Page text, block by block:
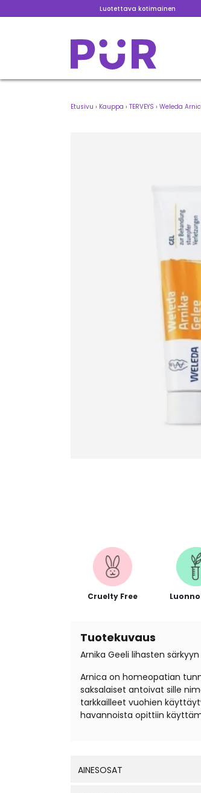
Luotettava kotimainen
Etusivu › Kauppa › TERVEYS › Weleda
Cruelty Free
Tuotekuvaus
Arnika Geeli lihasten
Arnica on homeopatian
saksalaiset antoivat sille
tarkkailleet vuohien
havannoista opittiin
AINESOSAT